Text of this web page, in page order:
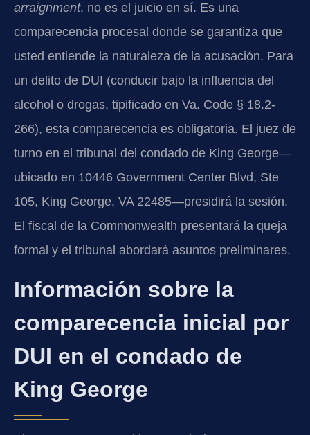
arraignment, no es el juicio en sí. Es una
comparecencia procesal donde se garantiza que
usted entiende la naturaleza de la acusación. Para
un delito de DUI (conducir bajo la influencia del
alcohol o drogas, tipificado en Va. Code § 18.2-
266), esta comparecencia es obligatoria. El juez de
turno en el tribunal del condado de King George—
ubicado en 10446 Government Center Blvd, Ste
105, King George, VA 22485—presidirá la sesión.
El fiscal de la Commonwealth presentará la queja
formal y el tribunal abordará asuntos preliminares.
Información sobre la
comparecencia inicial por
DUI en el condado de
King George